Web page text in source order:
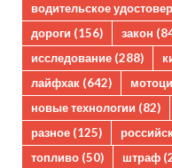
водительское
дороги (156) закон
исследование (288)
лайфхак (642)
новые технологии (82)
разное (125)
топливо (50) штраф